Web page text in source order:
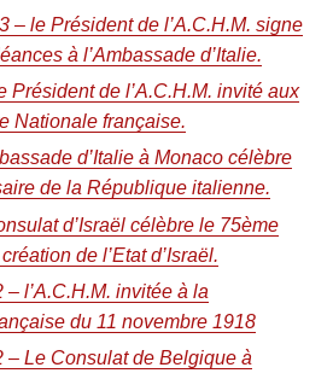
– le Président de l’A.C.H.M. signe
à l’Ambassade d’Italie.
Président de l’A.C.H.M. invité aux
Nationale française.
d’Italie à Monaco célèbre
de la République italienne.
d’Israël célèbre le 75ème
de l’Etat d’Israël.
l’A.C.H.M. invitée à la
du 11 novembre 1918
– Le Consulat de Belgique à